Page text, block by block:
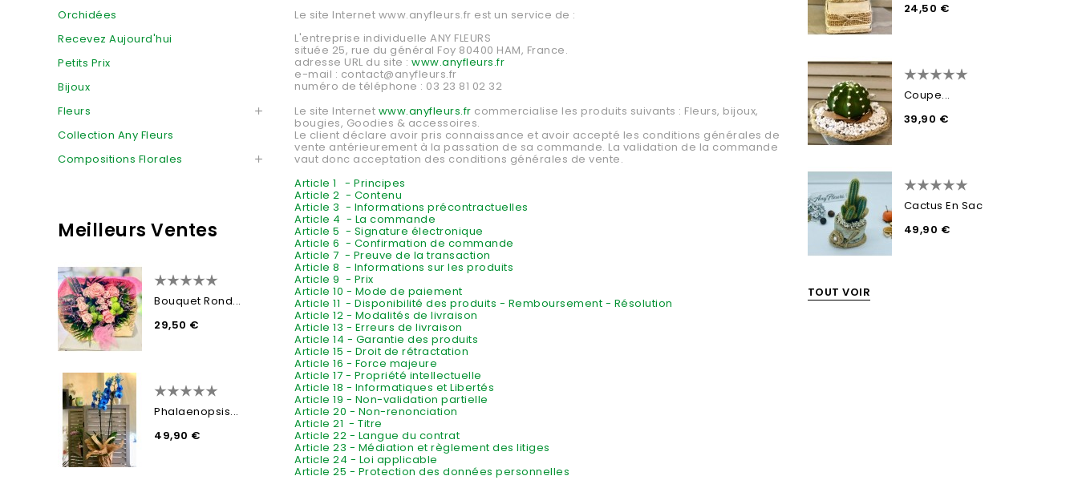
Orchidées
Recevez Aujourd'hui
Petits Prix
Bijoux
Fleurs

Collection Any Fleurs
Compositions Florales

Meilleurs Ventes
Bouquet Rond...
29,50 €
Phalaenopsis...
49,90 €
Le site Internet www.anyfleurs.fr est un service de :
L'entreprise individuelle ANY FLEURS
située 25, rue du général Foy 80400 HAM, France.
adresse URL du site :www.anyfleurs.fr
e-mail : contact@anyfleurs.fr
numéro de téléphone : 03 23 81 02 32
Le site Internet www.anyfleurs.fr commercialise les produits suivants : Fleurs, bijoux,
bougies, Goodies & accessoires.
Le client déclare avoir pris connaissance et avoir accepté les conditions générales de
vente antérieurement à la passation de sa commande. La validation de la commande
vaut donc acceptation des conditions générales de vente.
Article 1 - Principes
Article 2 - Contenu
Article 3 - Informations précontractuelles
Article 4 - La commande
Article 5 - Signature électronique
Article 6 - Confirmation de commande
Article 7 - Preuve de la transaction
Article 8 - Informations sur les produits
Article 9 - Prix
Article 10 - Mode de paiement
Article 11 - Disponibilité des produits - Remboursement - Résolution
Article 12 - Modalités de livraison
Article 13 - Erreurs de livraison
Article 14 - Garantie des produits
Article 15 - Droit de rétractation
Article 16 - Force majeure
Article 17 - Propriété intellectuelle
Article 18 - Informatiques et Libertés
Article 19 - Non-validation partielle
Article 20 - Non-renonciation
Article 21 - Titre
Article 22 - Langue du contrat
Article 23 - Médiation et règlement des litiges
Article 24 - Loi applicable
Article 25 - Protection des données personnelles
24,50 €
Coupe...
39,90 €
Cactus En Sac
49,90 €
TOUT VOIR